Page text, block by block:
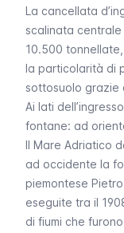
La cancellata
scalinata
10.500
la particolarità di
sottosuolo grazie
Ai lati
fontane: ad
Il Mare Adriatico
ad occidente la
piemontese
eseguite tra il
di fiumi che